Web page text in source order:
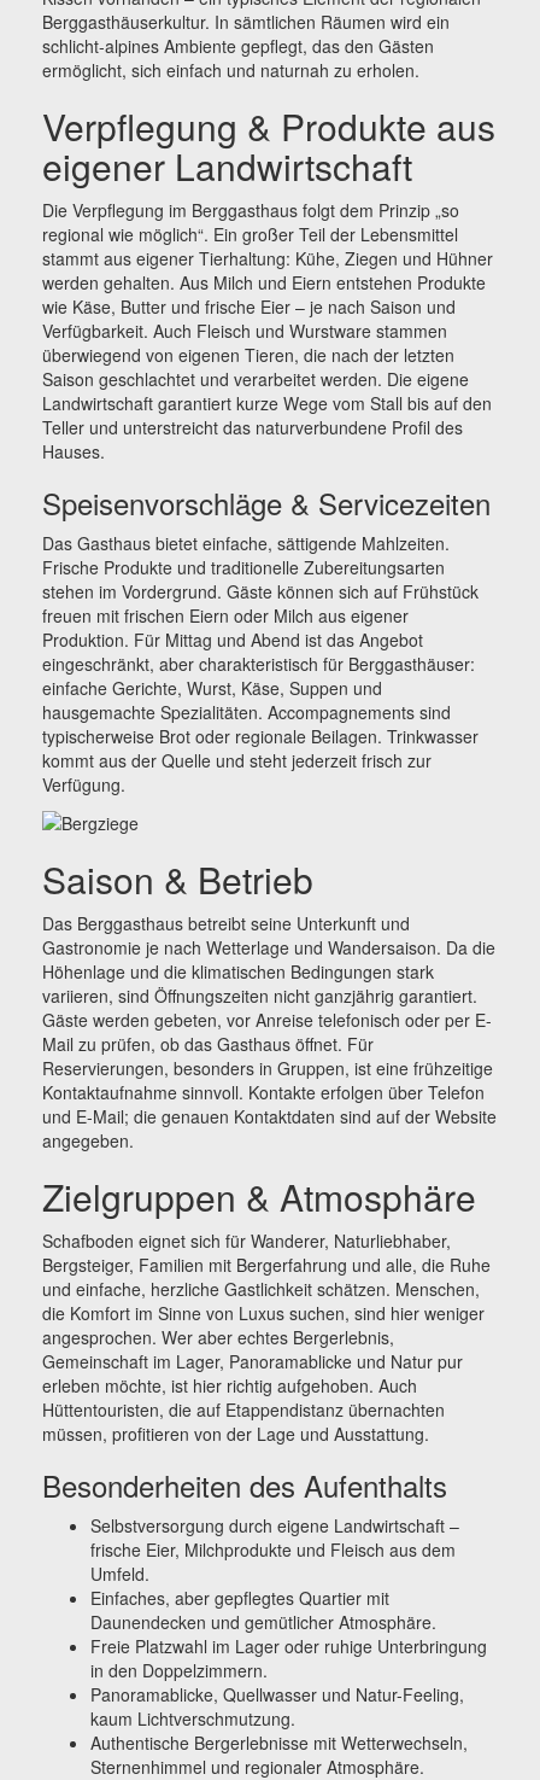
Berggasthäuserkultur. In sämtlichen Räumen wird ein
schlicht-alpines Ambiente gepflegt, das den Gästen
ermöglicht, sich einfach und naturnah zu erholen.
Verpflegung & Produkte aus
eigener Landwirtschaft
Die Verpflegung im Berggasthaus folgt dem Prinzip „so
regional wie möglich“. Ein großer Teil der Lebensmittel
stammt aus eigener Tierhaltung: Kühe, Ziegen und Hühner
werden gehalten. Aus Milch und Eiern entstehen Produkte
wie Käse, Butter und frische Eier – je nach Saison und
Verfügbarkeit. Auch Fleisch und Wurstware stammen
überwiegend von eigenen Tieren, die nach der letzten
Saison geschlachtet und verarbeitet werden. Die eigene
Landwirtschaft garantiert kurze Wege vom Stall bis auf den
Teller und unterstreicht das naturverbundene Profil des
Hauses.
Speisenvorschläge & Servicezeiten
Das Gasthaus bietet einfache, sättigende Mahlzeiten.
Frische Produkte und traditionelle Zubereitungsarten
stehen im Vordergrund. Gäste können sich auf Frühstück
freuen mit frischen Eiern oder Milch aus eigener
Produktion. Für Mittag und Abend ist das Angebot
eingeschränkt, aber charakteristisch für Berggasthäuser:
einfache Gerichte, Wurst, Käse, Suppen und
hausgemachte Spezialitäten. Accompagnements sind
typischerweise Brot oder regionale Beilagen. Trinkwasser
kommt aus der Quelle und steht jederzeit frisch zur
Verfügung.
Saison & Betrieb
Das Berggasthaus betreibt seine Unterkunft und
Gastronomie je nach Wetterlage und Wander­saison. Da die
Höhenlage und die klimatischen Bedingungen stark
variieren, sind Öffnungszeiten nicht ganzjährig garantiert.
Gäste werden gebeten, vor Anreise telefonisch oder per E-
Mail zu prüfen, ob das Gasthaus öffnet. Für
Reservierungen, besonders in Gruppen, ist eine frühzeitige
Kontaktaufnahme sinnvoll. Kontakte erfolgen über Telefon
und E-Mail; die genauen Kontaktdaten sind auf der Website
angegeben.
Zielgruppen & Atmosphäre
Schafboden eignet sich für Wanderer, Naturliebhaber,
Bergsteiger, Familien mit Bergerfahrung und alle, die Ruhe
und einfache, herzliche Gastlichkeit schätzen. Menschen,
die Komfort im Sinne von Luxus suchen, sind hier weniger
angesprochen. Wer aber echtes Bergerlebnis,
Gemeinschaft im Lager, Panoramablicke und Natur pur
erleben möchte, ist hier richtig aufgehoben. Auch
Hüttentouristen, die auf Etappendistanz übernachten
müssen, profitieren von der Lage und Ausstattung.
Besonderheiten des Aufenthalts
Selbstversorgung durch eigene Landwirtschaft –
frische Eier, Milchprodukte und Fleisch aus dem
Umfeld.
Einfaches, aber gepflegtes Quartier mit
Daunendecken und gemütlicher Atmosphäre.
Freie Platzwahl im Lager oder ruhige Unterbringung
in den Doppelzimmern.
Panoramablicke, Quellwasser und Natur-Feeling,
kaum Lichtverschmutzung.
Authentische Bergerlebnisse mit Wetterwechseln,
Sternenhimmel und regionaler Atmosphäre.